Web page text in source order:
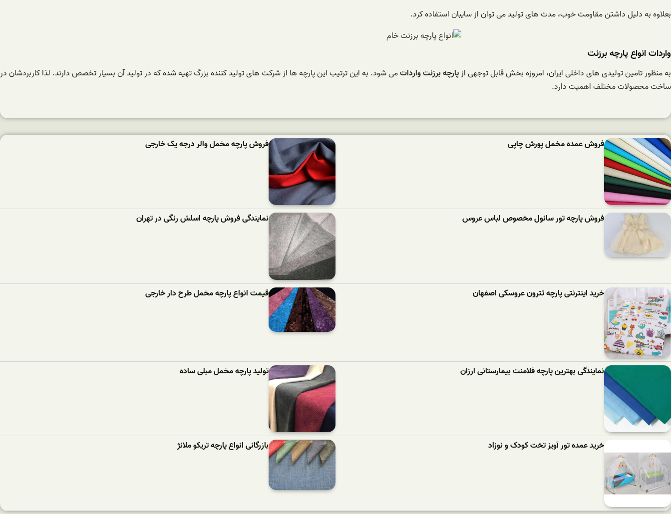
بعلاوه به دلیل داشتن مقاومت خوب، مدت های تولید می توان از سایبان استفاده کرد.
واردات انواع پارچه برزنت
به منظور تامین تولیدی های داخلی ایران، امروزه بخش قابل توجهی ازپارچه برزنت وارداتمی شود. به این ترتیب این پارچه ها از شرکت های تولید کننده بزرگ تهیه شده که در تولید آن بسیار تخصص دارند. لذا کاربردشان در
ساخت محصولات مختلف اهمیت دارد.
فروش عمده مخمل پورش چاپی فروش پارچه مخمل والر درجه یک خارجی
فروش پارچه تور سانول مخصوص لباس عروس نمایندگی فروش پارچه اسلش رنگی در تهران
خرید اینترنتی پارچه تترون عروسکی اصفهان قیمت انواع پارچه مخمل طرح دار خارجی
نمایندگی بهترین پارچه فلامنت بیمارستانی ارزان تولید پارچه مخمل مبلی ساده
خرید عمده تور آویز تخت کودک و نوزاد بازرگانی انواع پارچه تریکو ملانژ